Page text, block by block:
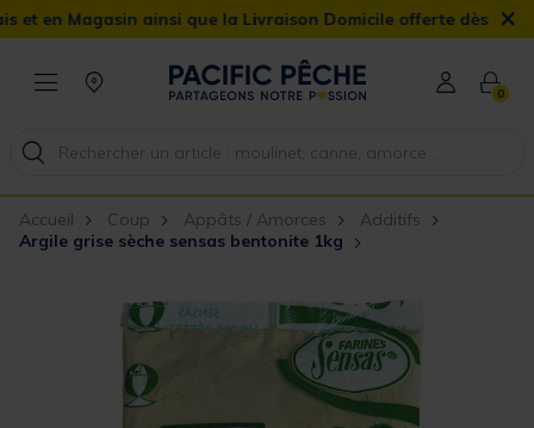
ainsi que la Livraison Domicile offerte dès 90€ ×
0
Accueil Coup Appâts / Amorces
Additifs
Argile grise sèche sensas bentonite 1kg